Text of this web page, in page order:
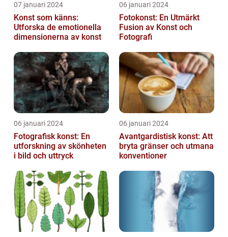
07 januari 2024
Konst som känns:
Utforska de emotionella
dimensionerna av konst
06 januari 2024
Fotokonst: En Utmärkt
Fusion av Konst och
Fotografi
06 januari 2024
Fotografisk konst: En
utforskning av skönheten
i bild och uttryck
06 januari 2024
Avantgardistisk konst: Att
bryta gränser och utmana
konventioner